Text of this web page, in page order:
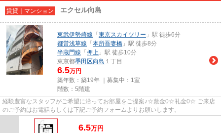
賃貸｜マンション エクセル向島
東武伊勢崎線 「 東京スカイツリー 」駅 徒歩6分
都営浅草線 「 本所吾妻橋 」駅 徒歩8分
半蔵門線 「 押上 」駅 徒歩10分
東京都墨田区向島 １丁目
6.5万円
築年数：築19年 ｜募集中： 1室
階数：5階建
経験豊富なスタッフがご希望に沿ってお部屋をご提案♪☆敷金0☆礼金0☆ ご来店
のご予約はお電話もしくは下記ご予約フォームよりお願いします。
6.5万円